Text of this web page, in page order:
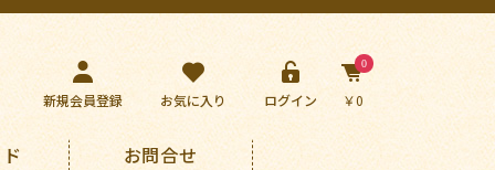
新規会員登録 お気に入り ログイン
0
￥0
お問合せ